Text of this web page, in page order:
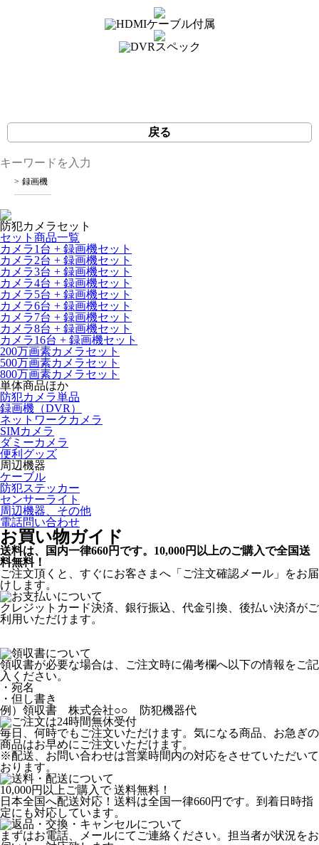
戻る
録画機
防犯カメラセット
セット商品一覧
カメラ1台 + 録画機セット
カメラ2台 + 録画機セット
カメラ3台 + 録画機セット
カメラ4台 + 録画機セット
カメラ5台 + 録画機セット
カメラ6台 + 録画機セット
カメラ7台 + 録画機セット
カメラ8台 + 録画機セット
カメラ16台 + 録画機セット
200万画素カメラセット
500万画素カメラセット
800万画素カメラセット
単体商品ほか
防犯カメラ単品
録画機（DVR）
ネットワークカメラ
SIMカメラ
ダミーカメラ
便利グッズ
周辺機器
ケーブル
防犯ステッカー
センサーライト
周辺機器、その他
電話問い合わせ
お買い物ガイド
送料は、国内一律660円です。10,000円以上のご購入で全国送
料無料！
ご注文頂くと、すぐにお客さまへ「ご注文確認メール」をお届
けします。
クレジットカード決済、銀行振込、代金引換、後払い決済がご
利用いただけます。
領収書が必要な場合は、ご注文時に備考欄へ以下の情報をご記
入ください。
・宛名
・但し書き
例）領収書 株式会社○○ 防犯機器代
毎日、何時でもご注文いただけます。気になる商品、お急ぎの
商品はお早めにご注文いただけます。
※配送、お問い合わせは営業時間内の対応をさせていただいて
おります。
10,000円以上ご購入で 送料無料！
日本全国へ配送対応！送料は全国一律660円です。到着日時指
定にも対応しています。
まずはお電話、メールにてご連絡ください。担当者が状況をお